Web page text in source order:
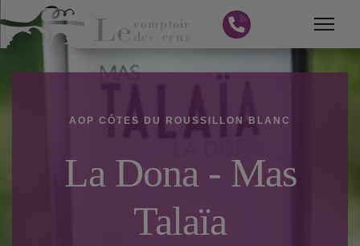
AOP CÔTES DU ROUSSILLON BLANC
La Dona - Mas
Talaïa